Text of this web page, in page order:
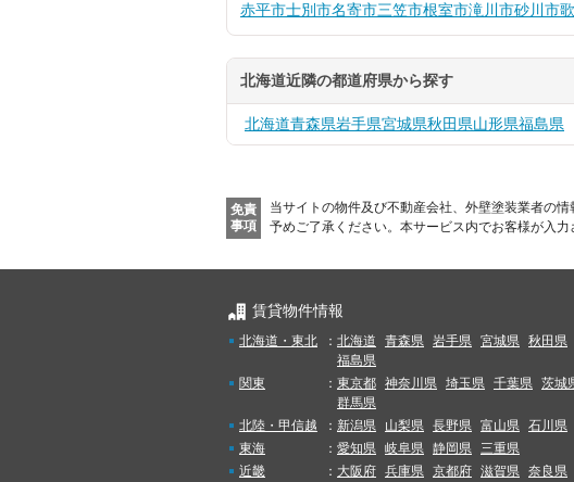
赤平市士別市名寄市三笠市根室市滝川市砂川市
北海道近隣の都道府県から探す
北海道青森県岩手県宮城県秋田県山形県福島県
免責
事項
当サイトの物件及び不動産会社、外壁塗装業者の
予めご了承ください。 本サービス内でお客様が入
賃貸物件情報
北海道・東北 ： 北海道 青森県 岩手県 宮城県 秋田県
福島県
関東
： 東京都 神奈川県 埼玉県 千葉県 茨城
群馬県
北陸・甲信越
： 新潟県 山梨県 長野県 富山県 石川県
東海
： 愛知県 岐阜県 静岡県 三重県
近畿
： 大阪府 兵庫県 京都府 滋賀県 奈良県